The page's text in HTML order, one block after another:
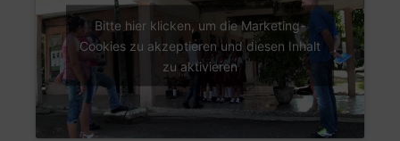
Bitte hier klicken, um die Marketing-
Cookies zu akzeptieren und diesen Inhalt
zu aktivieren